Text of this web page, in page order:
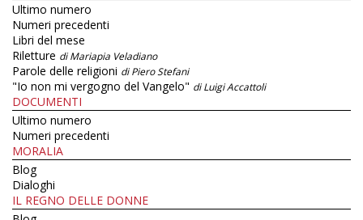
Ultimo numero
Numeri precedenti
Libri del mese
Riletture di Mariapia Veladiano
Parole delle religioni di Piero Stefani
"Io non mi vergogno del Vangelo" di Luigi Accattoli
DOCUMENTI
Ultimo numero
Numeri precedenti
MORALIA
Blog
Dialoghi
IL REGNO DELLE DONNE